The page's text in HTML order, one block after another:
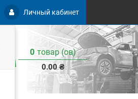
Личный кабинет
0 товар (ов)
0.00 ₴